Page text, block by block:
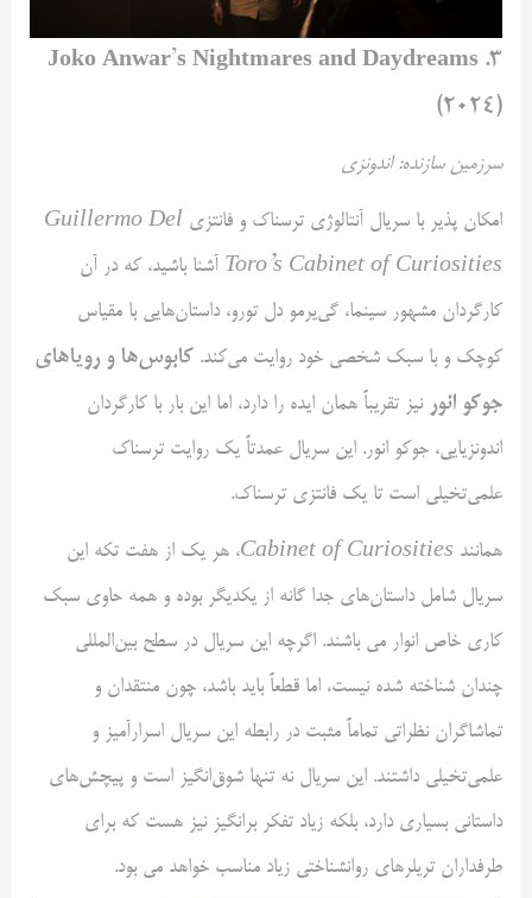
۳. Joko Anwar’s Nightmares and Daydreams
(۲۰۲۴)
سرزمین سازنده: اندونزی
امکان پذیر با سریال آنتالوژی ترسناک و فانتزی Guillermo Del
Toro’s Cabinet of Curiosities آشنا باشید، که در آن
کارگردان مشهور سینما، گی‌یرمو دل تورو، داستان‌هایی با مقیاس
کوچک و با سبک شخصی خود روایت می‌کند. کابوس‌ها و رویاهای
جوکو انور نیز تقریباً همان ایده را دارد، اما این بار با کارگردان
اندونزیایی، جوکو انور. این سریال عمدتاً یک روایت ترسناک
علمی‌تخیلی است تا یک فانتزی ترسناک.
همانند Cabinet of Curiosities، هر یک از هفت تکه این
سریال شامل داستان‌های جدا گانه از یکدیگر بوده و همه حاوی سبک
کاری خاص انوار می باشند. اگرچه این سریال در سطح بین‌المللی
چندان شناخته شده نیست، اما قطعاً باید باشد، چون منتقدان و
تماشاگران نظراتی تماماً مثبت در رابطه این سریال اسرارآمیز و
علمی‌تخیلی داشتند. این سریال نه تنها شوق‌انگیز است و پیچش‌های
داستانی بسیاری دارد، بلکه زیاد تفکر برانگیز نیز هست که برای
طرفداران تریلرهای روانشناختی زیاد مناسب خواهد می بود.